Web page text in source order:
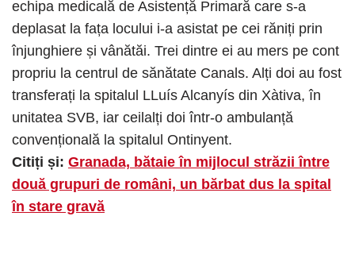
echipa medicală de Asistență Primară care s-a
deplasat la fața locului i-a asistat pe cei răniți prin
înjunghiere și vânătăi. Trei dintre ei au mers pe cont
propriu la centrul de sănătate Canals. Alți doi au fost
transferați la spitalul LLuís Alcanyís din Xàtiva, în
unitatea SVB, iar ceilalți doi într-o ambulanță
convențională la spitalul Ontinyent.
Citiți și: Granada, bătaie în mijlocul străzii între
două grupuri de români, un bărbat dus la spital
în stare gravă